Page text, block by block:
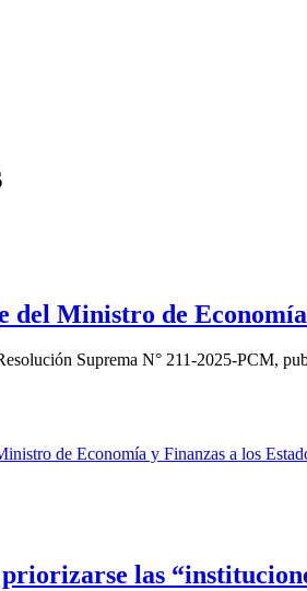
Ministro de Economía
Suprema N° 211-2025-PCM,
las